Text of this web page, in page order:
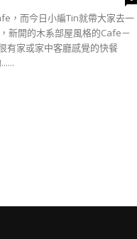
，而今日小編Tin就帶大家去一
新開的木系部屋風格的Cafe－
有家或家中客廳感覺的快餐